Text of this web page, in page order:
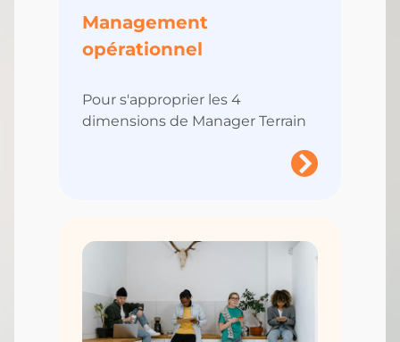
Management
opérationnel
Pour s'approprier les 4
dimensions de Manager Terrain